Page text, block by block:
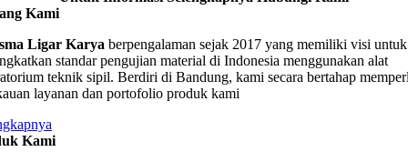
Kami
Ligar Karya berpengalaman sejak 2017 yang memiliki visi untuk
standar pengujian material di Indonesia menggunakan alat
teknik sipil. Berdiri di Bandung, kami secara bertahap
layanan dan portofolio produk kami
Kami